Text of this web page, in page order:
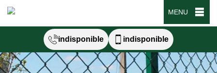
MENU
indisponible indisponible